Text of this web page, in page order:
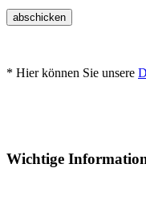
abschicken
* Hier können Sie unsere
Wichtige